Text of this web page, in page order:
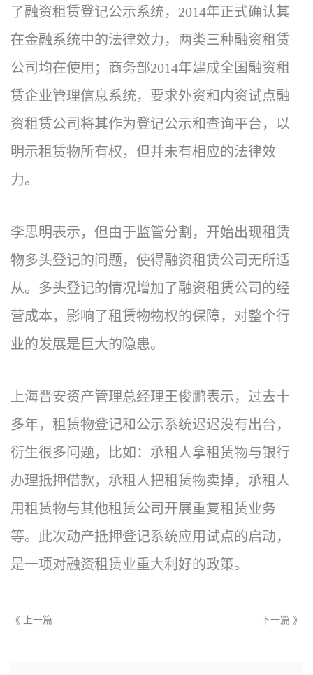
了融资租赁登记公示系统，2014年正式确认其
在金融系统中的法律效力，两类三种融资租赁
公司均在使用；商务部2014年建成全国融资租
赁企业管理信息系统，要求外资和内资试点融
资租赁公司将其作为登记公示和查询平台，以
明示租赁物所有权，但并未有相应的法律效
力。
李思明表示，但由于监管分割，开始出现租赁
物多头登记的问题，使得融资租赁公司无所适
从。多头登记的情况增加了融资租赁公司的经
营成本，影响了租赁物物权的保障，对整个行
业的发展是巨大的隐患。
上海晋安资产管理总经理王俊鹏表示，过去十
多年，租赁物登记和公示系统迟迟没有出台，
衍生很多问题，比如：承租人拿租赁物与银行
办理抵押借款，承租人把租赁物卖掉，承租人
用租赁物与其他租赁公司开展重复租赁业务
等。此次动产抵押登记系统应用试点的启动，
是一项对融资租赁业重大利好的政策。
《 上一篇 下一篇 》